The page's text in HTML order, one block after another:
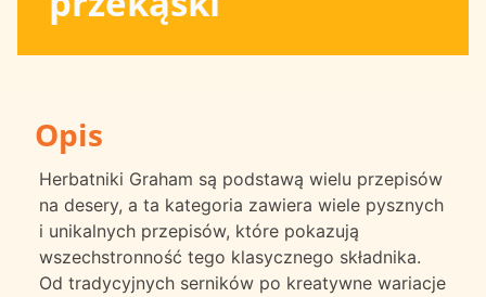
Opis
Herbatniki Graham są podstawą wielu przepisów
na desery, a ta kategoria zawiera wiele pysznych
i unikalnych przepisów, które pokazują
wszechstronność tego klasycznego składnika.
Od tradycyjnych serników po kreatywne wariacje